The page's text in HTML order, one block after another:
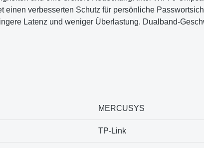
einen verbesserten Schutz für persönliche
Latenz und weniger Überlastung. Dualband-
‎MERCUSYS
‎TP-Link